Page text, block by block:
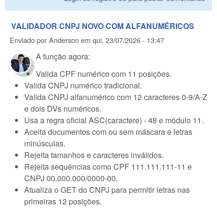
VALIDADOR CNPJ NOVO COM ALFANUMÉRICOS
Enviado porAnderson em qui, 23/07/2026 - 13:47
A função agora:
Valida CPF numérico com 11 posições.
Valida CNPJ numérico tradicional.
Valida CNPJ alfanumérico com 12 caracteres 0-9/A-Z
e dois DVs numéricos.
Usa a regra oficial ASC(caractere) - 48 e módulo 11.
Aceita documentos com ou sem máscara e letras
minúsculas.
Rejeita tamanhos e caracteres inválidos.
Rejeita sequências como CPF 111.111.111-11 e
CNPJ 00.000.000/0000-00.
Atualiza o GET do CNPJ para permitir letras nas
primeiras 12 posições.